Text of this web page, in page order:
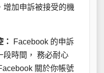
增加申訴被接受的機
Facebook 的申訴
段時間， 務必耐心
關於你帳號